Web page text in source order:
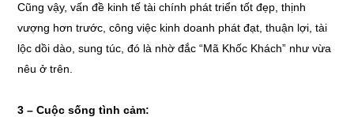
Cũng vậy, vấn đề kinh tế tài chính phát triển tốt đẹp, thịnh
vượng hơn trước, công việc kinh doanh phát đạt, thuận lợi, tài
lộc dồi dào, sung túc, đó là nhờ đắc “Mã Khốc Khách” như vừa
nêu ở trên.
3 – Cuộc sống tình cảm: